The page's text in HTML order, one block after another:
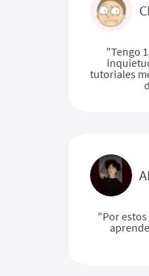
"Tengo
tutoriales
"Por